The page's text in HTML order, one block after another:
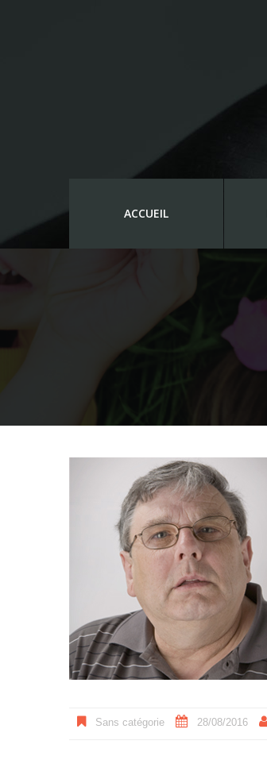
ACCUEIL
Sans catégorie 28/08/2016